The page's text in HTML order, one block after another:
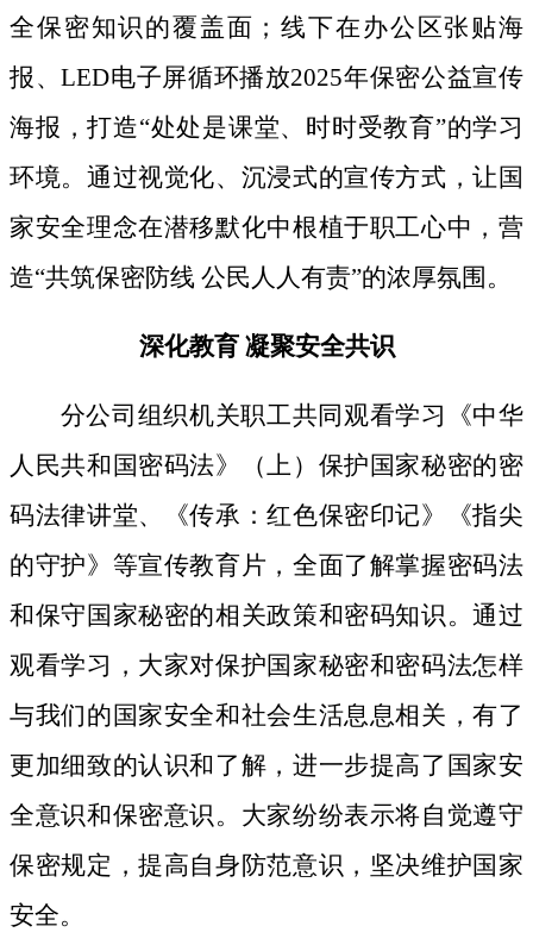
全保密知识的覆盖面；线下在办公区张贴海
报、LED电子屏循环播放2025年保密公益宣传
海报，打造“处处是课堂、时时受教育”的学习
环境。通过视觉化、沉浸式的宣传方式，让国
家安全理念在潜移默化中根植于职工心中，营
造“共筑保密防线 公民人人有责”的浓厚氛围。
深化教育凝聚安全共识
分公司组织机关职工共同观看学习《中华
人民共和国密码法》
（上）保护国家秘密的密
码法律讲堂、
《传承：红色保密印记》《指尖
的守护》等宣传教育片， 全面了解掌握密码法
和保守国家秘密的相关政策和密码知识。通过
观看学习，大家对保护国家秘密和密码法怎样
与我们的国家安全和社会生活息息相关，有了
更加细致的认识和了解，进一步提高了国家安
全意识和保密意识。大家纷纷表示将自觉遵守
保密规定，提高自身防范意识，坚决维护国家
安全。